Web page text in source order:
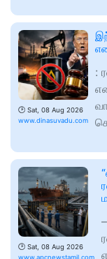
🕑 Sat, 08 Aug 2026
www.dinasuvadu.com
:
🕑 Sat, 08 Aug 2026